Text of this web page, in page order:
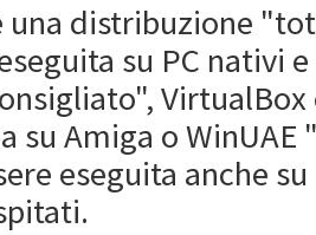
una distribuzione
su PC nativi
VirtualBox
su Amiga o
eseguita anche